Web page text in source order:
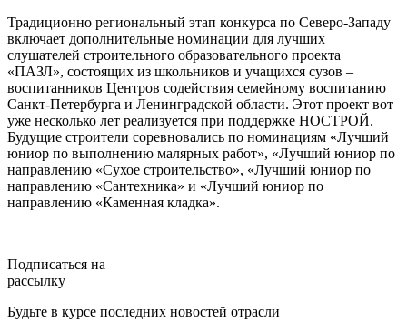
Традиционно региональный этап конкурса по Северо-Западу
включает дополнительные номинации для лучших
слушателей строительного образовательного проекта
«ПАЗЛ», состоящих из школьников и учащихся сузов –
воспитанников Центров содействия семейному воспитанию
Санкт-Петербурга и Ленинградской области. Этот проект вот
уже несколько лет реализуется при поддержке НОСТРОЙ.
Будущие строители соревновались по номинациям «Лучший
юниор по выполнению малярных работ», «Лучший юниор по
направлению «Сухое строительство», «Лучший юниор по
направлению «Сантехника» и «Лучший юниор по
направлению «Каменная кладка».
Подписаться на
рассылку
Будьте в курсе последних новостей отрасли